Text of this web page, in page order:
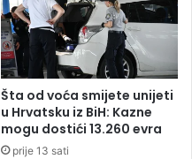
Šta od voća smijete unijeti
u Hrvatsku iz BiH: Kazne
mogu dostići 13.260 evra
prije 13 sati